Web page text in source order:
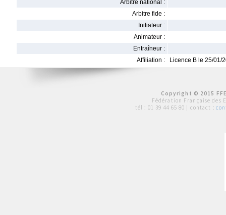
Arbitre national :
Arbitre fide :
Initiateur :
Animateur :
Entraîneur :
Affiliation :
Licence B le 25/01/
Copyright © 2015
Fédération Française des
tél : 01 39 44 65 80 | contact :